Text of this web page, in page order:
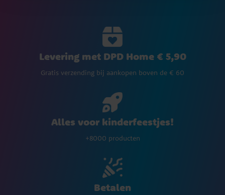
Levering met DPD Home € 5,90
Gratis verzending bij aankopen boven de € 60
Alles voor kinderfeestjes!
+8000 producten
Betalen